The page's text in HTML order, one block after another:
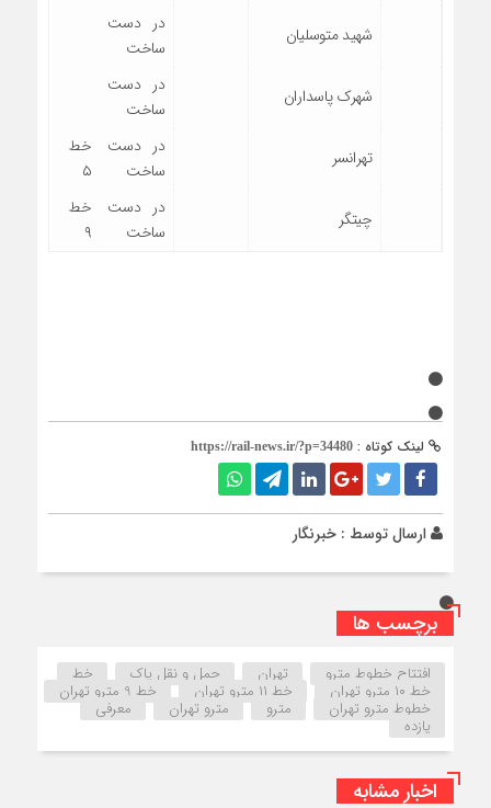
شهید متوسلیان
در دست
ساخت
شهرک پاسداران
در دست
ساخت
تهرانسر
در دست
ساخت
خط
۵
چیتگر
در دست
ساخت
خط
۹
لینک کوتاه : https://rail-news.ir/?p=34480
ارسال توسط : خبرنگار
برچسب ها
افتتاح خطوط مترو تهران حمل و نقل پاک خط
خط ۱۰ مترو تهران خط ۱۱ مترو تهران خط 9 مترو تهران
خطوط مترو تهران مترو مترو تهران معرفی
یازده
اخبار مشابه